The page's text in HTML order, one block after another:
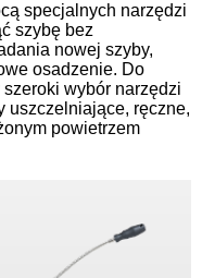
specjalnych narzędzi
szybę bez
nowej szyby,
osadzenie. Do
wybór narzędzi
uszczelniające, ręczne,
powietrzem